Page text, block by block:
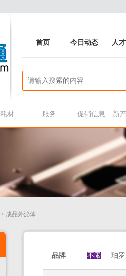
首页 今日动态 人
耗材 服务 促销信息 新
> 成品外泌体
品牌 不限 珀